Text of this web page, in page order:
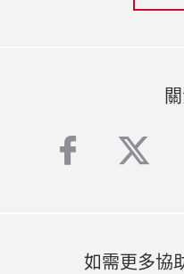
如需更多協